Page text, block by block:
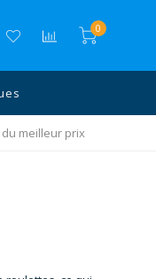
0
meilleur prix